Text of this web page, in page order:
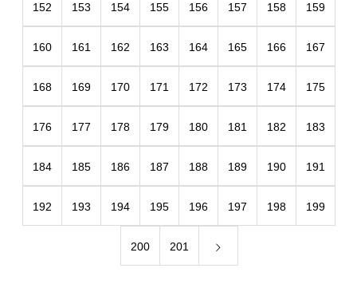
152 153 154 155 156 157 158 159
160 161 162 163 164 165 166 167
168 169 170 171 172 173 174 175
176 177 178 179 180 181 182 183
184 185 186 187 188 189 190 191
192 193 194 195 196 197 198 199
200 201